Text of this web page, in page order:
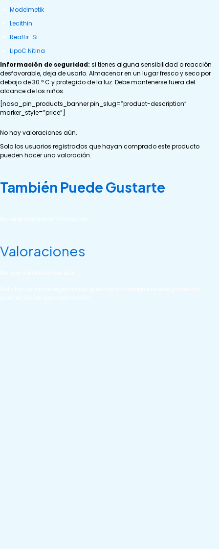
Modelmetik
Lecithin
Reaffir-Si
LipoC Nitina
Información de seguridad: si tienes alguna sensibilidad o reacción
desfavorable, deja de usarlo. Almacenar en un lugar fresco y seco por
debajo de 30 ° C y protegido de la luz. Debe mantenerse fuera del
alcance de los niños.
[nasa_pin_products_banner pin_slug=”product-description”
marker_style=”price”]
No hay valoraciones aún.
Solo los usuarios registrados que hayan comprado este producto
pueden hacer una valoración.
También Puede Gustarte
Valoraciones